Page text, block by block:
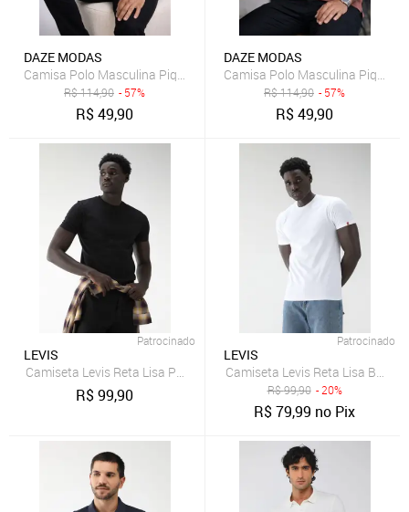
DAZE MODAS
Camisa Polo Masculina Piquet Daze Modas Cinza
R$114,90 - 57%
R$49,90
DAZE MODAS
Camisa Polo Masculina Piquet
R$114,90 - 57%
R$49,90
Patrocinado
LEVIS
Camiseta Levis Reta Lisa Preta
R$99,90
Patrocinado
LEVIS
Camiseta Levis Reta Lisa Branca
R$99,90 - 20%
R$79,99 no Pix